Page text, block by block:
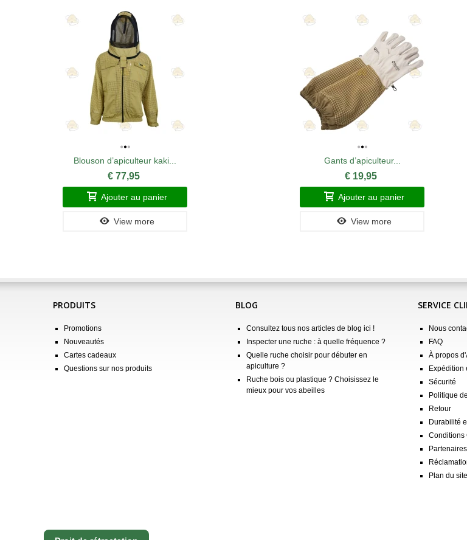
Blouson d’apiculteur kaki...
€ 77,95
Ajouter au panier
View more
Gants d’apiculteur...
€ 19,95
Ajouter au panier
View more
PRODUITS
Promotions
Nouveautés
Cartes cadeaux
Questions sur nos produits
BLOG
Consultez tous nos articles de blog ici !
Inspecter une ruche : à quelle fréquence ?
Quelle ruche choisir pour débuter en
apiculture ?
Ruche bois ou plastique ? Choisissez le
mieux pour vos abeilles
SERVICE
Nous
FAQ
À propos
Expédition
Sécurité
Politique
Retour
Durabilité
Conditions
Plan du site